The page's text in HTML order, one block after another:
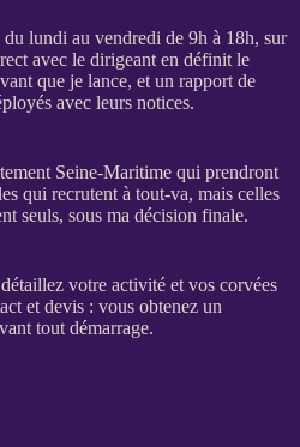
du lundi au vendredi de 9h à 18h, sur
avec le dirigeant en définit le
que je lance, et un rapport de
avec leurs notices.
Seine-Maritime qui prendront
qui recrutent à tout-va, mais celles
seuls, sous ma décision finale.
votre activité et vos corvées
et devis: vous obtenez un
tout démarrage.